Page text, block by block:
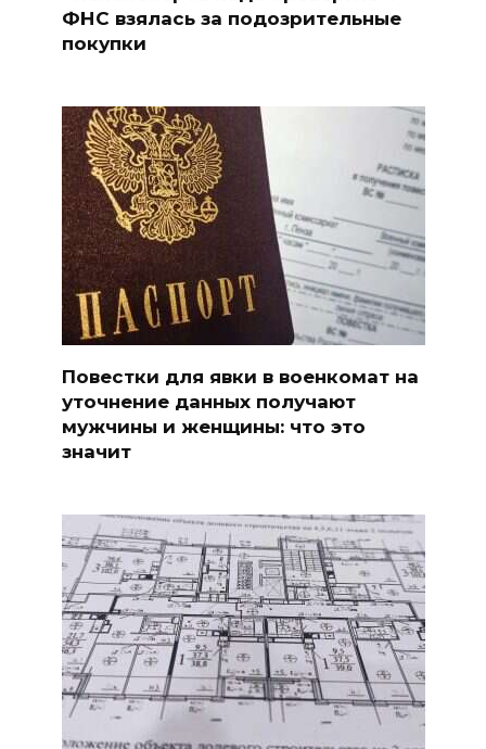
ФНС взялась за подозрительные
покупки
Повестки для явки в военкомат на
уточнение данных получают
мужчины и женщины: что это
значит